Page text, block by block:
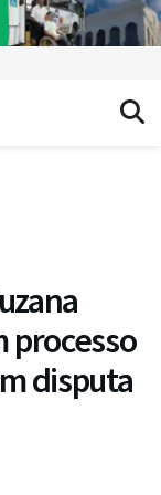
processo
disputa